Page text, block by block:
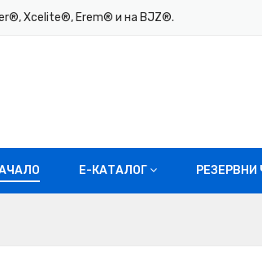
Xcelite®, Erem® и на BJZ®.
E-КАТАЛОГ РЕЗЕРВНИ